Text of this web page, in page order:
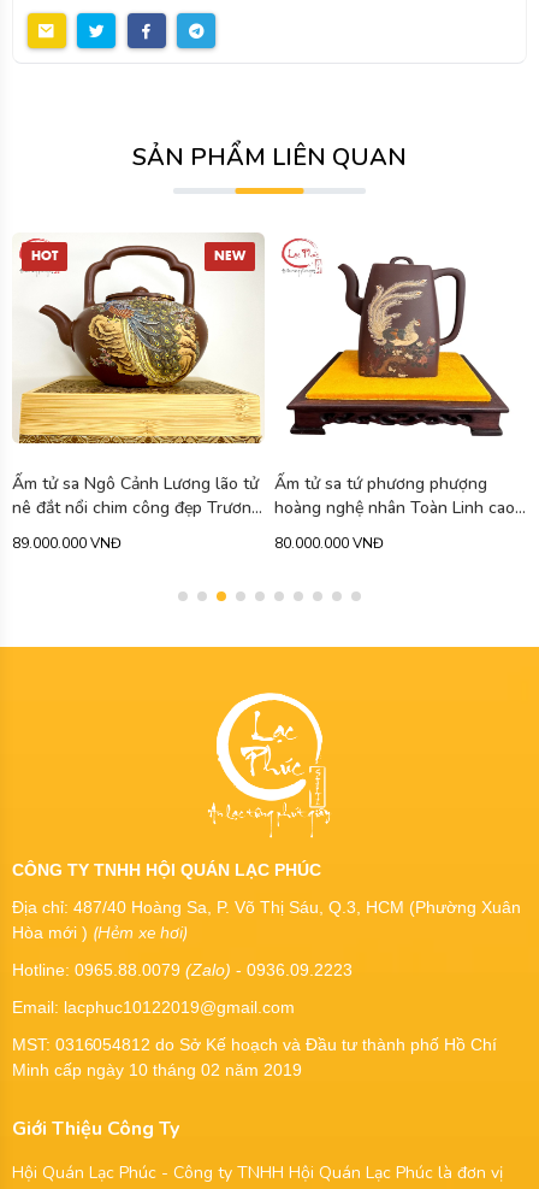
SẢN PHẨM LIÊN QUAN
Ấm tử sa tứ phương phượng
hoàng nghệ nhân Toàn Linh cao
80.000.000 VNĐ
Ấm tử sa tuyết hoa hoàng kim
đoạn nê vẽ rồng cao cấp 340ml
79.900.000 VNĐ
CÔNG TY TNHH HỘI QUÁN LẠC PHÚC
Địa chỉ: 487/40 Hoàng Sa, P. Võ Thị Sáu, Q.3, HCM (Phường Xuân
Hòa mới ) (Hẻm xe hơi)
Hotline: 0965.88.0079 (Zalo) - 0936.09.2223
Email: lacphuc10122019@gmail.com
MST: 0316054812 do Sở Kế hoạch và Đầu tư thành phố Hồ Chí
Minh cấp ngày 10 tháng 02 năm 2019
Giới Thiệu Công Ty
Hội Quán Lạc Phúc - Công ty TNHH Hội Quán Lạc Phúc là đơn vị